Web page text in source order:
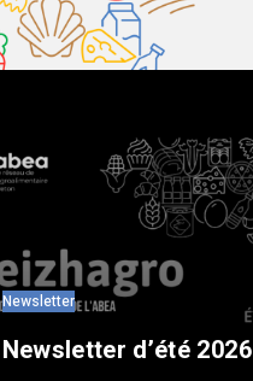
Newsletter
Newsletter d’été 2026